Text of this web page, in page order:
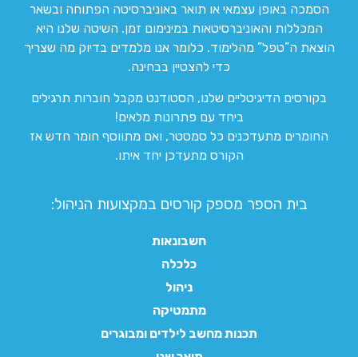
הסמכה באופן עצמאי או תואר באוניברסיטה הפתוחה ובשאר
המכללות והאוניברסיטאות במינימום זמן. השיטה שלנו היא
הוצאת ה”טפל” מהלימוד. כלומר אנו מלמדים בדיוק מה שצריך
כדי להצטיין בבחינה.
בקורסים הדיגיטליים שלנו, הסטודנט מקבל חוברות תרגילים
ביחד עם פתרונות מלאים!
החומרים מתעדכנים כל סמסטר, ואם מתווסף חומר חדש אז
הקורס מתעדכן יחד איתו.
בית הספר מספק קורסים במקצועות הניהול:
חשבונאות
כלכלה
ניהול
מתמטיקה
תכנות מחשב לילדים ומבוגרים